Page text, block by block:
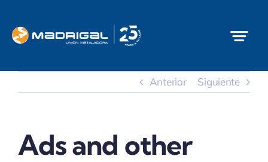
contenido
Anterior Siguiente
Ads and other